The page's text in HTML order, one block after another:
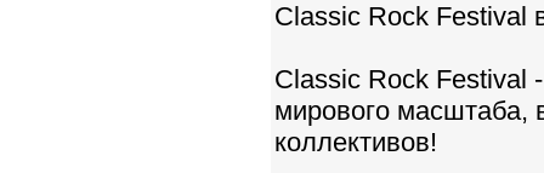
Classic Rock Festival
Classic Rock Festival
мирового масштаба,
коллективов!